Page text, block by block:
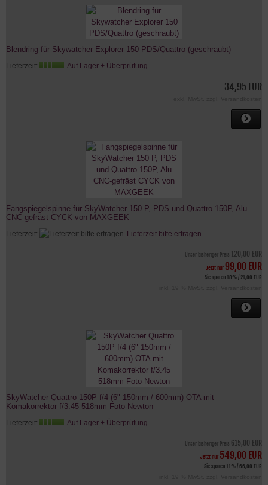
Blendring für Skywatcher Explorer 150 PDS/Quattro (geschraubt)
Lieferzeit: Auf Lager + Überprüfung
34,95 EUR
Fangspiegelspinne für SkyWatcher 150 P, PDS und Quattro 150P, Alu
CNC-gefräst CYCK von MAXGEEK
Lieferzeit: Lieferzeit bitte erfragen
Unser bisheriger Preis 120,00 EUR
Jetzt nur 99,00 EUR
Sie sparen 18% / 21,00 EUR
SkyWatcher Quattro 150P f/4 (6" 150mm / 600mm) OTA mit
Komakorrektor f/3.45 518mm Foto-Newton
Lieferzeit: Auf Lager + Überprüfung
Unser bisheriger Preis 615,00 EUR
Jetzt nur 549,00 EUR
Sie sparen 11% / 66,00 EUR